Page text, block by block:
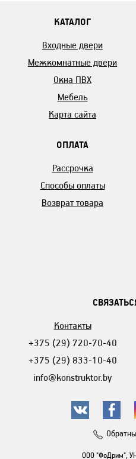
КАТАЛОГ
Входные двери
Межкомнатные двери
Окна ПВХ
Мебель
Карта сайта
ОПЛАТА
Рассрочка
Способы оплаты
Возврат товара
Контакты
+375 (29) 720-70-40
+375 (29) 833-10-40
info@konstruktor.by
ООО "ФоДрим",